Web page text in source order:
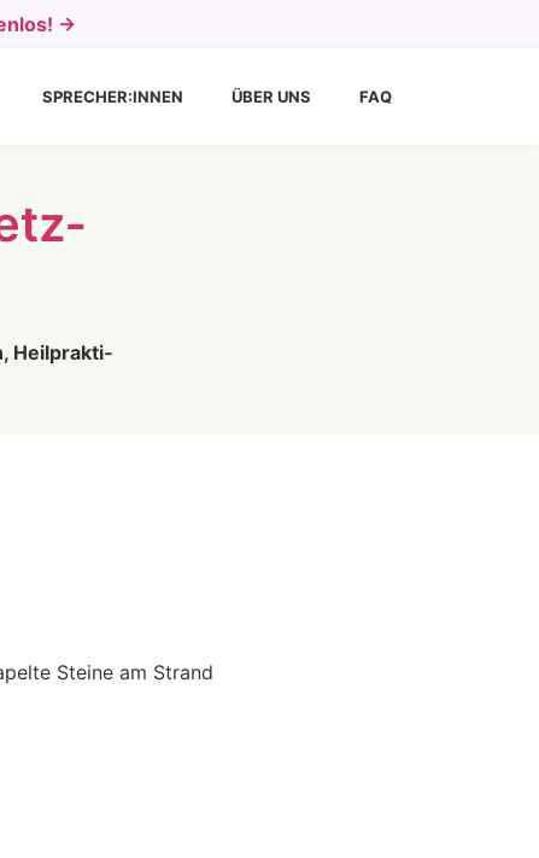
→
SPRECHER:INNEN ÜBER UNS FAQ
Heil­prak­ti­